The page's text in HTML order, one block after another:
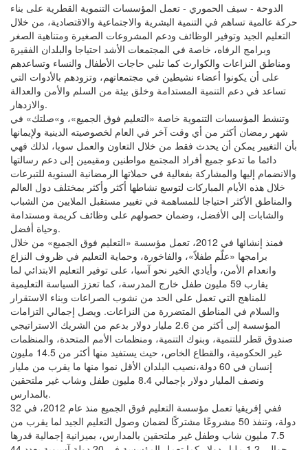
الدوحة - سيف الحموري - تعمل المؤسسات التنموية القطرية على بناء
حركة عالمية تساهم في التنمية البشرية والاجتماعية والاقتصادية، من خلال
التعليم الجيد وتوفير الوظائف ودعم المشروعات الصغيرة ومتناهية الصغر
وبرامج الرفاه، خاصة في المجتمعات الأشد احتياجا والبلدان الفقيرة
ومناطق النزاعات والكوارث كما تلبي حاجات الأطفال والنساء وتساعدهم
على أن يكونوا أعضاء نشيطين في مجتمعاتهم، وتزودهم بالأدوات التي
تساعد في دعم التنمية المستدامة وخلق بيئة من السلم والأمن والعدالة
والازدهار.
وتنشط المؤسسات التنموية خاصة «التعليم فوق الجميع»، و»صلتك» في
شهر رمضان أكثر من أي وقت آخر في العام لخصوصيته الدينية ولإيمانها
بأن التغيير يمكن أن يحدث فقط من خلال التعاون والعمل سويا، لذلك فهي
دائما ما تدعو جميع أفراد المجتمع مواطنين ومقيمين إلى دعم رسالتها
والانضمام إليها والمشاركة بفعالية في حملاتها الرمضانية السنوية للتبرعات
خلال هذه الأيام المباركات لتوسع نشاطها أكثر وأكثر بمختلف دول العالم
والمناطق الأكثر احتياجا للمساهمة في تغيير مستقبل الملايين من الشباب
والشابات إلى الأفضل، وضمان حصولهم على وظائف كريمة ومستدامة
وحياة أفضل.
فمنذ إنشائها في 2012، تعمل مؤسسة «التعليم فوق الجميع» من خلال
برامجها «علّم طفلاً»، والفاخورة، وحماية التعليم في ظروف النزاع
وانعدام الأمن، وأيادي الخير نحو آسيا، على توفير التعليم الابتدائي لما
يقارب 59 مليون طفل خارج المدرسة، كما تعزز السياسة التعليمية
للمناهج التي تعمل على الحد من نشوب الصراعات وبناء الاستقرار
والسلام في المناطق المتضررة من النزاعات. ويصل إجمالي التزامات
المؤسسة إلى أكثر من 2.6 مليار دولار بدعم من الشريك الاستراتيجي
صندوق قطر للتنمية، وبنوك التنمية، ومنظمات الأمم المتحدة، والمنظمات
غير الحكومية، والقطاع الخاص، حيث يستفيد منها أكثر من 14.5 مليون
إنسان في 60 دولة،نصيب البلدان الأقل نموا منها ما يقرب من مليار
ونصف المليار دولار بإجمالي 8.4 مليون طفل وشاب غير ملتحقين
بالمدارس.
ففي إفريقيا تعمل مؤسسة التعليم فوق الجميع منذ عام 2012، في 32
دولة، وتنفذ 50 مشروعًا مشتركًا لضمان وصول التعليم الجيد لما يقرب من
7.5 مليون شاب وطفل غير ملتحقين بالمدارس، بميزانية إجمالية قدرها